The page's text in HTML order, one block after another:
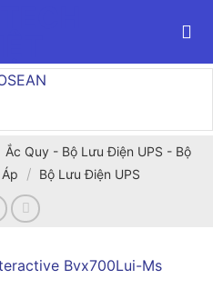
Ắc Quy - Bộ Lưu Điện UPS - Bộ
/ Bộ Lưu Điện UPS